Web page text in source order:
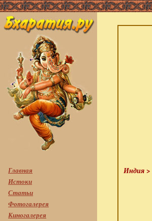
Главная
Истоки
Статьи
Фотогалерея
Киногалерея
Индия >